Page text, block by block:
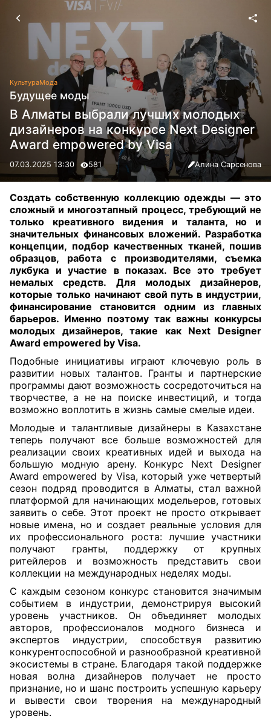
КультураМода
Будущее моды
В Алматы выбрали лучших молодых
дизайнеров на конкурсе Next Designer
Аward empowered by Visa
07.03.2025 13:30 581 Алина Сарсенова
Создать собственную коллекцию одежды — это
сложный и многоэтапный процесс, требующий не
только креативного видения и таланта, но и
значительных финансовых вложений. Разработка
концепции, подбор качественных тканей, пошив
образцов, работа с производителями, съемка
лукбука и участие в показах. Все это требует
немалых средств. Для молодых дизайнеров,
которые только начинают свой путь в индустрии,
финансирование становится одним из главных
барьеров. Именно поэтому так важны конкурсы
молодых дизайнеров, такие как Next Designer
Award empowered by Visa.
Подобные инициативы играют ключевую роль в
развитии новых талантов. Гранты и партнерские
программы дают возможность сосредоточиться на
творчестве, а не на поиске инвестиций, и тогда
возможно воплотить в жизнь самые смелые идеи.
Молодые и талантливые дизайнеры в Казахстане
теперь получают все больше возможностей для
реализации своих креативных идей и выхода на
большую модную арену. Конкурс Next Designer
Award empowered by Visa, который уже четвертый
сезон подряд проводится в Алматы, стал важной
платформой для начинающих модельеров, готовых
заявить о себе. Этот проект не просто открывает
новые имена, но и создает реальные условия для
их профессионального роста: лучшие участники
получают гранты, поддержку от крупных
ритейлеров и возможность представить свои
коллекции на международных неделях моды.
С каждым сезоном конкурс становится значимым
событием в индустрии, демонстрируя высокий
уровень участников. Он объединяет молодых
авторов, профессионалов модного бизнеса и
экспертов индустрии, способствуя развитию
конкурентоспособной и разнообразной креативной
экосистемы в стране. Благодаря такой поддержке
новая волна дизайнеров получает не просто
признание, но и шанс построить успешную карьеру
и вывести свои творения на международный
уровень.